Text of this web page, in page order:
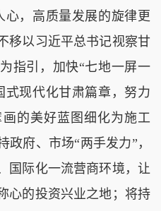
心，高质量发展的旋律更
移以习近平总书记视察甘
指引，加快“七地一屏一
式现代化甘肃篇章，努力
的美好蓝图细化为施工
政府、市场“两手发力”，
国际化一流营商环境，让
心的投资兴业之地；将持